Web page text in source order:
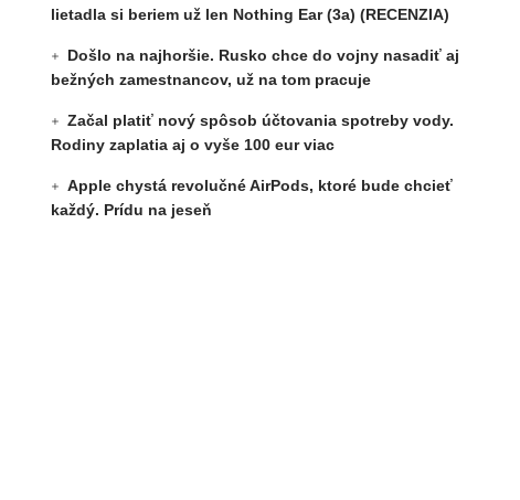
lietadla si beriem už len Nothing Ear (3a) (RECENZIA)
Došlo na najhoršie. Rusko chce do vojny nasadiť aj
bežných zamestnancov, už na tom pracuje
Začal platiť nový spôsob účtovania spotreby vody.
Rodiny zaplatia aj o vyše 100 eur viac
Apple chystá revolučné AirPods, ktoré bude chcieť
každý. Prídu na jeseň